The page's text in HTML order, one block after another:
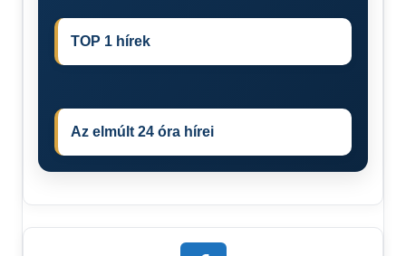
TOP 1 hírek
Az elmúlt 24 óra hírei